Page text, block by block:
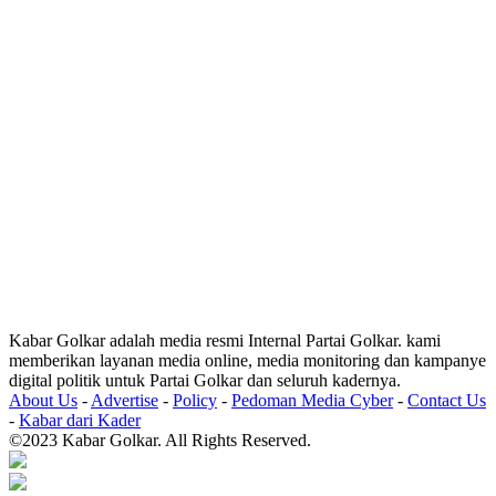
Kabar Golkar adalah media resmi Internal Partai Golkar. kami
memberikan layanan media online, media monitoring dan kampanye
digital politik untuk Partai Golkar dan seluruh kadernya.
About Us - Advertise - Policy - Pedoman Media Cyber- Contact Us
- Kabar dari Kader
©2023 Kabar Golkar. All Rights Reserved.